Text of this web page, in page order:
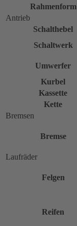
Rahmenform
Antrieb
Schalthebel
Schaltwerk
Umwerfer
Kurbel
Kassette
Kette
Bremsen
Bremse
Laufräder
Felgen
Reifen